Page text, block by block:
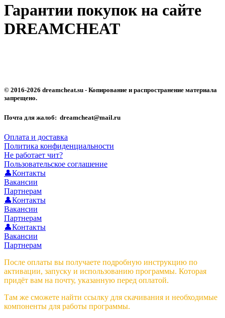
Гарантии покупок на сайте
DREAMCHEAT
© 2016-2026 dreamcheat.su - Копирование и распространение материала
запрещено.
Почта для жалоб: dreamcheat@mail.ru
Оплата и доставка
Политика конфиденциальности
Не работает чит?
Пользовательское соглашение
👤Контакты
Вакансии
Партнерам
👤Контакты
Вакансии
Партнерам
👤Контакты
Вакансии
Партнерам
После оплаты вы получаете подробную инструкцию по
активации, запуску и использованию программы. Которая
придёт вам на почту, указанную перед оплатой.
Там же сможете найти ссылку для скачивания и необходимые
компоненты для работы программы.